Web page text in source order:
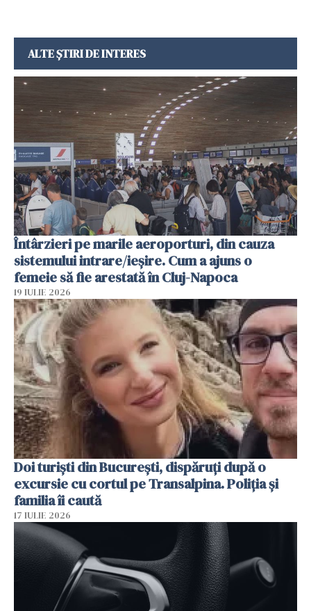
ALTE ȘTIRI DE INTERES
Întârzieri pe marile aeroporturi, din cauza
sistemului intrare/ieșire. Cum a ajuns o
femeie să fie arestată în Cluj-Napoca
19 IULIE 2026
Doi turiști din București, dispăruți după o
excursie cu cortul pe Transalpina. Poliția și
familia îi caută
17 IULIE 2026